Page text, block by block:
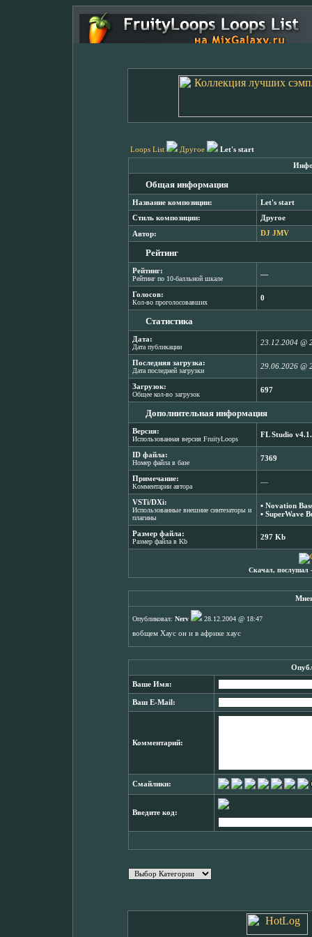
Loops List Другое Let's start
Общая информация
Название композиции: Let's start
Стиль композиции: Другое
Автор: DJ JMV
Рейтинг
Рейтинг:
Рейтинг по 10-балльной шкале
―
Голосов:
Кол-во проголосовавших
0
Статистика
Дата:
Дата публикации
23.12.2004 @
Последняя загрузка:
Дата последней загрузки
29.06.2026 @
Загрузок:
Общее кол-во загрузок
697
Дополнительная информация
Версия:
Использованная версия FruityLoops
FL Studio
ID файла:
Номер файла в базе
7369
Примечание:
Комментарии автора
―
VSTi/DXi:
Использованные внешние синтезаторы и
плагины
▪ Novation
▪ SuperWave
Размер файла:
Размер файла в Kb
297 Kb
Скачал, послушал
Опубликовал: Nerv
28.12.2004 @ 18:47
вобщем Хаус он и в африке хаус
Ваше Имя:
Ваш E-Mail:
Комментарий:
Смайлики:
Введите код: